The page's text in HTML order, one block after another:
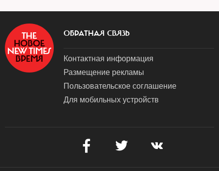
ОБРАТНАЯ СВЯЗЬ
Контактная информация
Размещение рекламы
Пользовательское соглашение
Для мобильных устройств